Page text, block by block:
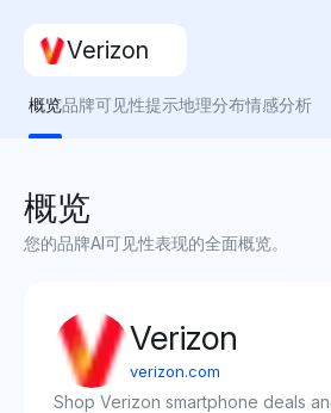
Verizon
概览品牌可见性提示地理分布情感分析
概览
您的品牌AI可见性表现的全面概览。
Verizon
verizon.com
Shop Verizon smartphone deals